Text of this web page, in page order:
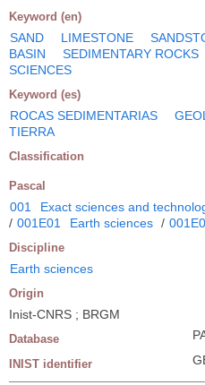
Keyword (en)
SAND LIMESTONE
BASIN
SEDIMENTARY ROCKS
SCIENCES
Keyword (es)
ROCAS SEDIMENTARIAS
TIERRA
Classification
Pascal
001 Exact sciences and
/ 001E01 Earth sciences /
Discipline
Earth sciences
Origin
Inist-CNRS ; BRGM
Database
INIST identifier